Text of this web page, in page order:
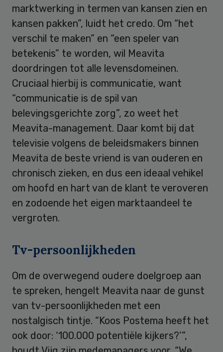
marktwerking in termen van kansen zien en
kansen pakken”, luidt het credo. Om “het
verschil te maken” en “een speler van
betekenis” te worden, wil Meavita
doordringen tot alle levensdomeinen.
Cruciaal hierbij is communicatie, want
“communicatie is de spil van
belevingsgerichte zorg”, zo weet het
Meavita-management. Daar komt bij dat
televisie volgens de beleidsmakers binnen
Meavita de beste vriend is van ouderen en
chronisch zieken, en dus een ideaal vehikel
om hoofd en hart van de klant te veroveren
en zodoende het eigen marktaandeel te
vergroten.
Tv-persoonlijkheden
Om de overwegend oudere doelgroep aan
te spreken, hengelt Meavita naar de gunst
van tv-persoonlijkheden met een
nostalgisch tintje. “Koos Postema heeft het
ook door: ‘100.000 potentiële kijkers?’”,